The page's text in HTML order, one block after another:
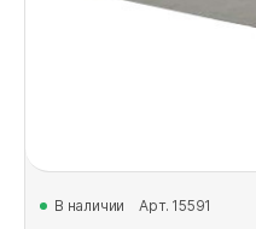
В наличии Арт. 15591